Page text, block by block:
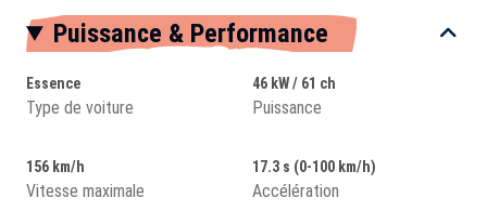
Puissance & Performance
Essence
Type de voiture
46 kW / 61 ch
Puissance
156 km/h
Vitesse maximale
17.3 s (0-100 km/h)
Accélération